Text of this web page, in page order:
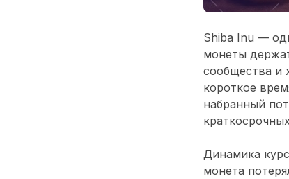
Shiba Inu —
монеты
сообщества и
короткое
набранный
Динамика
монета